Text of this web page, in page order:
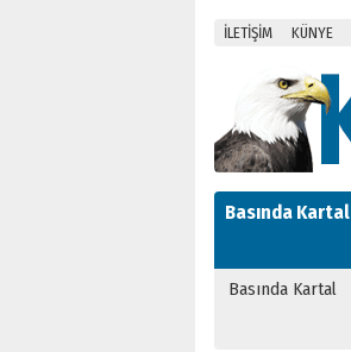
İLETİŞİM KÜNYE
Basında Kartal
Basında Kartal